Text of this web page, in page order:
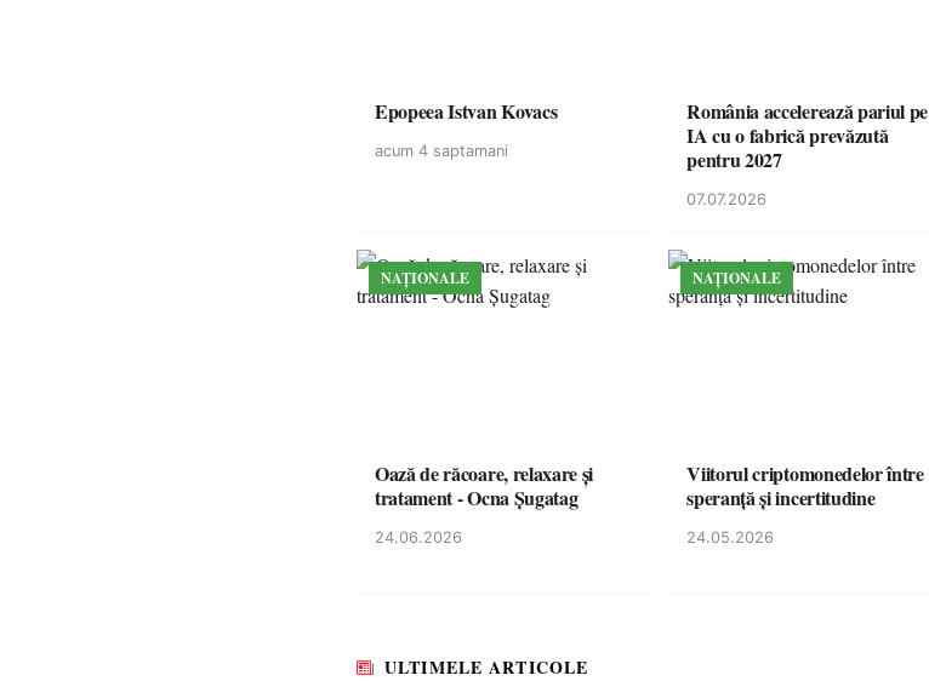
Epopeea Istvan Kovacs
acum 4 saptamani
România accelerează pariul pe
IA cu o fabrică prevăzută
pentru 2027
07.07.2026
NAȚIONALE
Oază de răcoare, relaxare și
tratament - Ocna Șugatag
24.06.2026
NAȚIONALE
Viitorul criptomonedelor între
speranță și incertitudine
24.05.2026
ULTIMELE ARTICOLE